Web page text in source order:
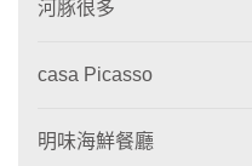
河豚很多
casa Picasso
明味海鮮餐廳